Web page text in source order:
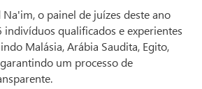
o painel de juízes deste ano
qualificados e experientes
Malásia, Arábia Saudita, Egito,
um processo de